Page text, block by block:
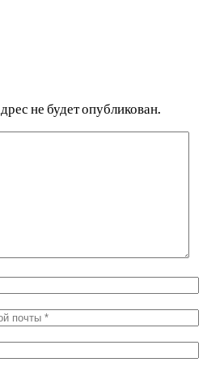
не будет опубликован.